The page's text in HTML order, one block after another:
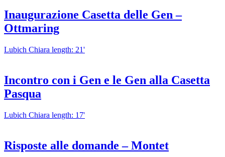
Inaugurazione Casetta delle Gen –
Ottmaring
Lubich Chiara length: 21'
Incontro con i Gen e le Gen alla Casetta
Pasqua
Lubich Chiara length: 17'
Risposte alle domande – Montet